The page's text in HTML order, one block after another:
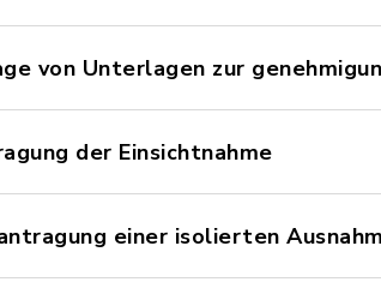
von Unterlagen zur
der Einsichtnahme
einer isolierten